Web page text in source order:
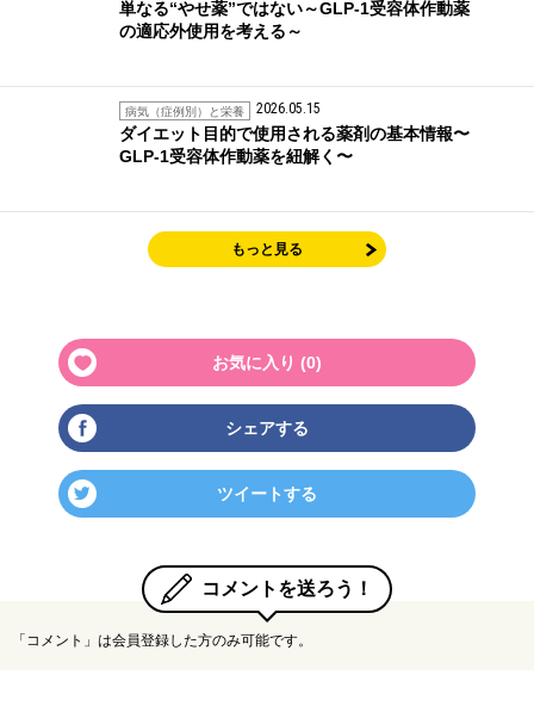
単なる“やせ薬”ではない～GLP-1受容体作動薬
の適応外使用を考える～
病気（症例別）と栄養 2026.05.15
ダイエット目的で使用される薬剤の基本情報〜
GLP-1受容体作動薬を紐解く〜
もっと見る
お気に入り (0)
シェアする
ツイートする
コメントを送ろう！
「コメント」は会員登録した方のみ可能です。